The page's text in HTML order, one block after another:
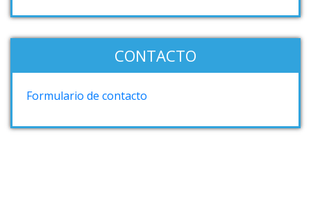
CONTACTO
Formulario de contacto